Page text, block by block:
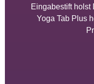
Eingabestift holst
Yoga Tab Plus